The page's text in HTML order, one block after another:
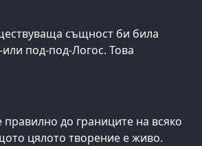
същност би била
под-под-Логос. Това
правилно до границите на всяко
цялото творение е живо.